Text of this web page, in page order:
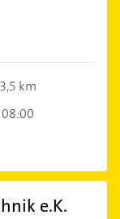
3,5 km
e.K.